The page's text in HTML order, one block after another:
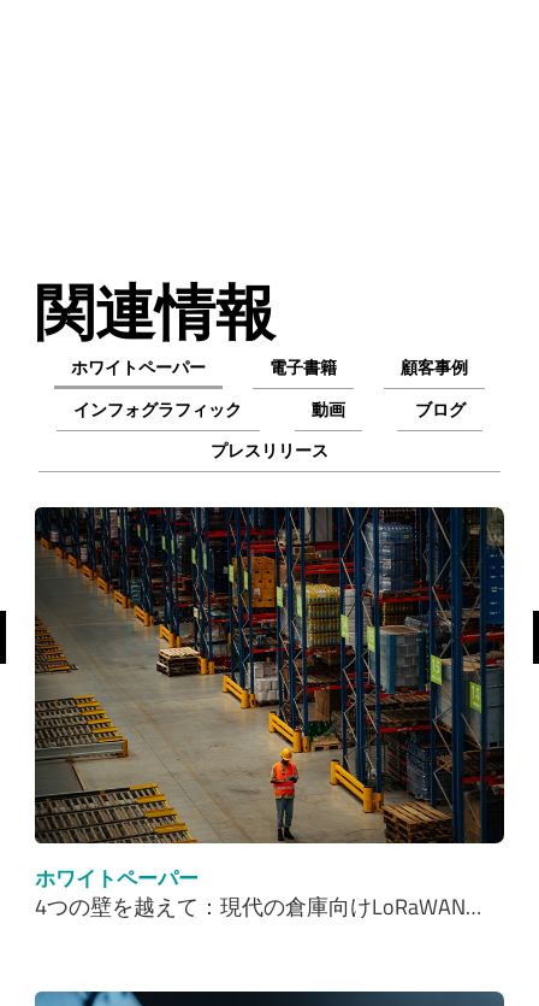
関連情報
ホワイトペーパー 電子書籍
顧客事例
インフォグラフィック
動画
ブログ
プレスリリース
ホワイトペーパー
4つの壁を越えて：現代の倉庫向けLoRaWAN…